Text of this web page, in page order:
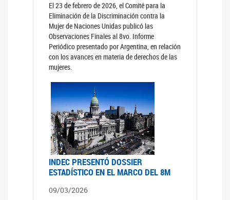
El 23 de febrero de 2026, el Comité para la
Eliminación de la Discriminación contra la
Mujer de Naciones Unidas publicó las
Observaciones Finales al 8vo. Informe
Periódico presentado por Argentina, en relación
con los avances en materia de derechos de las
mujeres.
INDEC PRESENTÓ DOSSIER
ESTADÍSTICO EN EL MARCO DEL 8M
09/03/2026